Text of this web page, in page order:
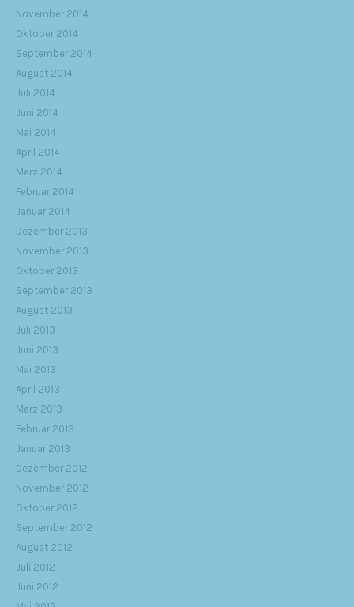
November 2014
Oktober 2014
September 2014
August 2014
Juli 2014
Juni 2014
Mai 2014
April 2014
März 2014
Februar 2014
Januar 2014
Dezember 2013
November 2013
Oktober 2013
September 2013
August 2013
Juli 2013
Juni 2013
Mai 2013
April 2013
März 2013
Februar 2013
Januar 2013
Dezember 2012
November 2012
Oktober 2012
September 2012
August 2012
Juli 2012
Juni 2012